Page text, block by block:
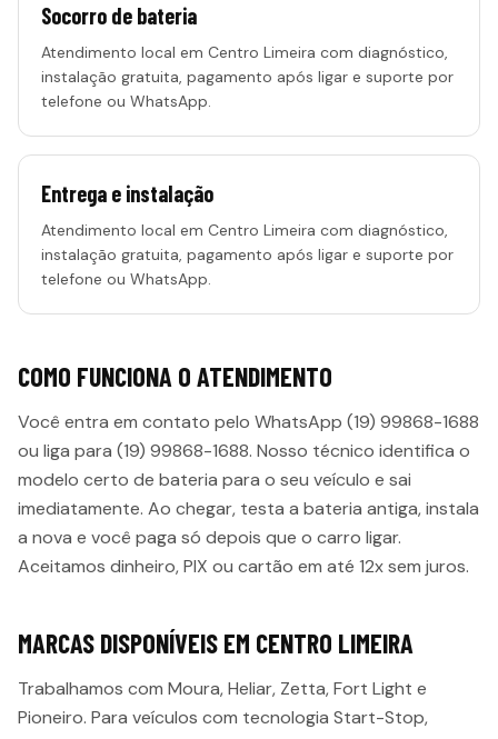
Socorro de bateria
Atendimento local em Centro Limeira com diagnóstico,
instalação gratuita, pagamento após ligar e suporte por
telefone ou WhatsApp.
Entrega e instalação
Atendimento local em Centro Limeira com diagnóstico,
instalação gratuita, pagamento após ligar e suporte por
telefone ou WhatsApp.
COMO FUNCIONA O ATENDIMENTO
Você entra em contato pelo WhatsApp (19) 99868-1688
ou liga para (19) 99868-1688. Nosso técnico identifica o
modelo certo de bateria para o seu veículo e sai
imediatamente. Ao chegar, testa a bateria antiga, instala
a nova e você paga só depois que o carro ligar.
Aceitamos dinheiro, PIX ou cartão em até 12x sem juros.
MARCAS DISPONÍVEIS EM CENTRO LIMEIRA
Trabalhamos com Moura, Heliar, Zetta, Fort Light e
Pioneiro. Para veículos com tecnologia Start-Stop,